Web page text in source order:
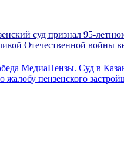
МедиаПензы. Суд в
жалобу пензенского